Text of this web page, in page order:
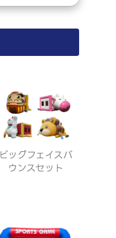
ビッグフェイスバ
ウンスセット